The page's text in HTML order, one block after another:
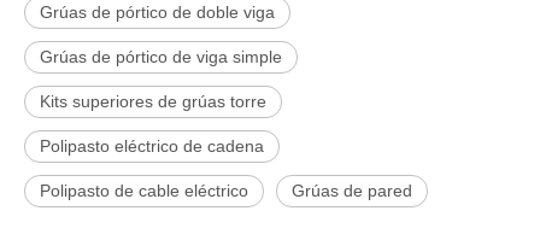
Grúas de pórtico de doble viga
Grúas de pórtico de viga simple
Kits superiores de grúas torre
Polipasto eléctrico de cadena
Polipasto de cable eléctrico Grúas de pared